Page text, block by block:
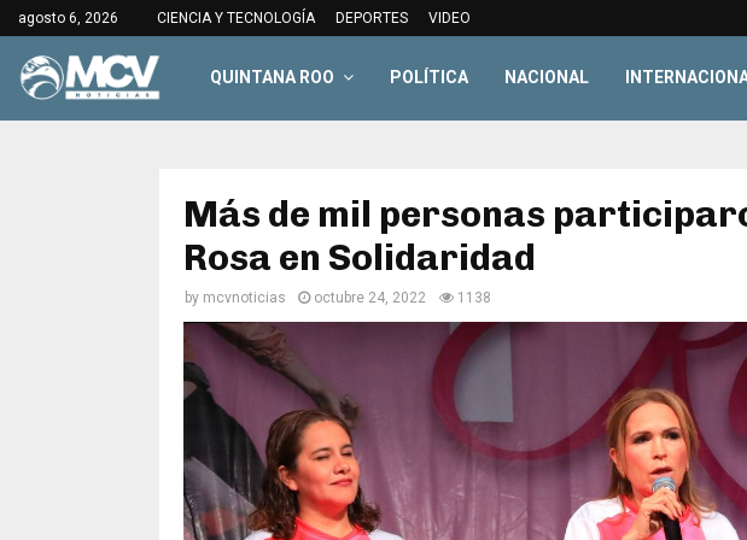
agosto 6, 2026 CIENCIA Y TECNOLOGÍA DEPORTES VIDEO
QUINTANA ROO POLÍTICA NACIONAL
Más de mil personas
Rosa en Solidaridad
by mcvnoticias octubre 24, 2022 1138